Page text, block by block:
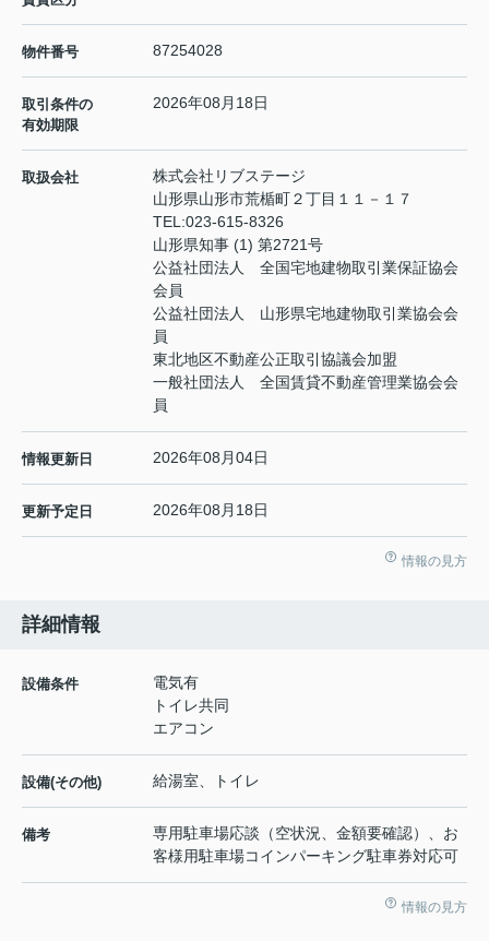
物件番号 87254028
取引条件の
有効期限
2026年08月18日
取扱会社
株式会社リブステージ
山形県山形市荒楯町２丁目１１－１７
TEL:023-615-8326
山形県知事 (1) 第2721号
公益社団法人 全国宅地建物取引業保証協会
会員
公益社団法人 山形県宅地建物取引業協会会
員
東北地区不動産公正取引協議会加盟
一般社団法人 全国賃貸不動産管理業協会会
員
情報更新日 2026年08月04日
更新予定日 2026年08月18日
情報の見方
詳細情報
設備条件
電気有
トイレ共同
エアコン
設備(その他) 給湯室、トイレ
備考
専用駐車場応談（空状況、金額要確認）、お
客様用駐車場コインパーキング駐車券対応可
情報の見方